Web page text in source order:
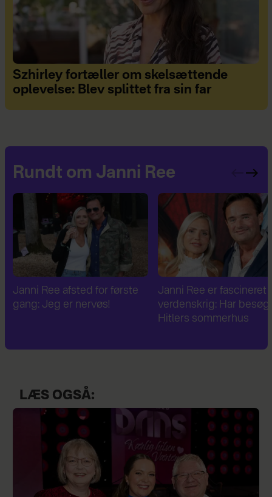
Szhirley fortæller om skelsættende
oplevelse: Blev splittet fra sin far
Rundt om Janni Ree
Janni Ree er fascineret af 2.
verdenskrig: Har besøgt
Janni Ree bryder
tavsheden: "Det er
fuldstændig absurd"
LÆS OGSÅ: